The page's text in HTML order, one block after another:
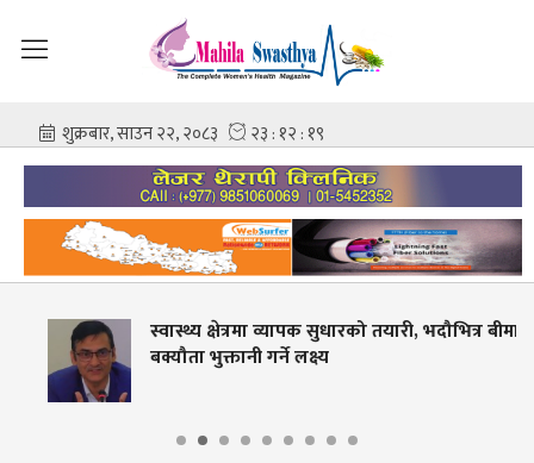
स्वास्थ्य क्षेत्रमा व्यापक सुधारको तयारी, भदौभित्र बीमाको
बक्यौता भुक्तानी गर्ने लक्ष्य